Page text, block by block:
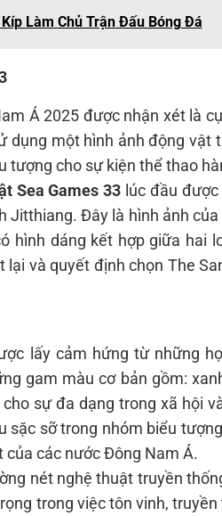
Làm Chủ Trận Đấu Bóng Đá
Á 2025 được nhận xét là
một hình ảnh động vật
tượng cho sự kiện thể thao
Sea Games 33 lúc đầu
Jitthiang. Đây là hình ảnh
hình dáng kết hợp giữa hai
và quyết định chọn The
lấy cảm hứng từ những
gam màu cơ bản gồm:
sự đa dạng trong xã hội
sặc sỡ trong nhóm biểu
các nước Đông Nam Á.
nét nghệ thuật truyền
trong việc tôn vinh,